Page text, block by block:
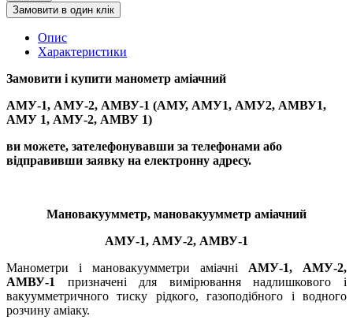
Замовити в один клік
Опис
Характеристики
Замовити і купити манометр аміачний
АМУ-1, АМУ-2, АМВУ-1 (АМУ, АМУ1, АМУ2, АМВУ1,
АМУ 1, АМУ-2, АМВУ 1)
ви можете, зателефонувавши за телефонами або
відправивши заявку на електронну адресу.
Мановакуумметр, мановакуумметр аміачний
АМУ-1, АМУ-2, АМВУ-1
Манометри і мановакуумметри аміачні АМУ-1, АМУ-2,
АМВУ-1
призначені для вимірювання надлишкового і
вакуумметричного тиску рідкого, газоподібного і водного
розчину аміаку.